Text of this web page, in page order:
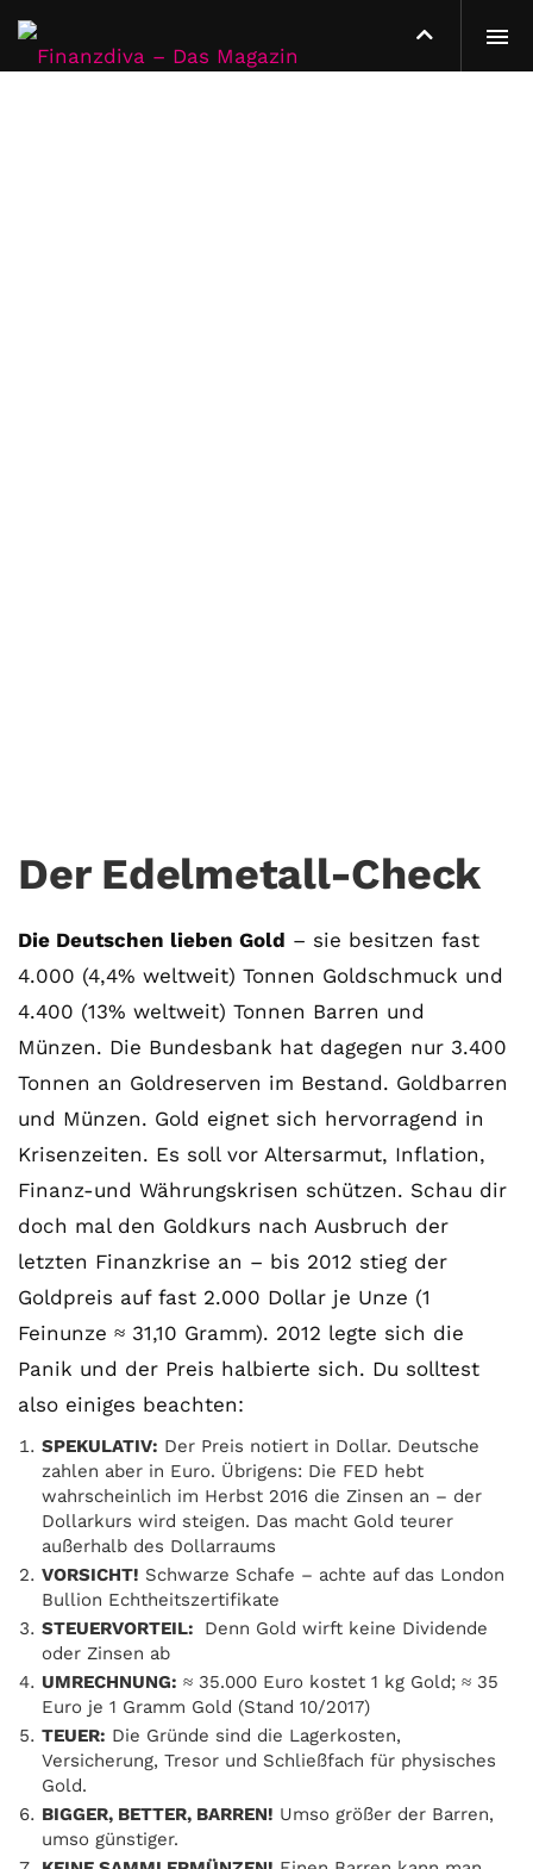
Der Edelmetall-Check
Die Deutschen lieben Gold – sie besitzen fast
4.000 (4,4% weltweit) Tonnen Goldschmuck und
4.400 (13% weltweit) Tonnen Barren und
Münzen. Die Bundesbank hat dagegen nur 3.400
Tonnen an Goldreserven im Bestand. Goldbarren
und Münzen. Gold eignet sich hervorragend in
Krisenzeiten. Es soll vor Altersarmut, Inflation,
Finanz-und Währungskrisen schützen. Schau dir
doch mal den Goldkurs nach Ausbruch der
letzten Finanzkrise an – bis 2012 stieg der
Goldpreis auf fast 2.000 Dollar je Unze (1
Feinunze ≈ 31,10 Gramm). 2012 legte sich die
Panik und der Preis halbierte sich. Du solltest
also einiges beachten:
SPEKULATIV: Der Preis notiert in Dollar. Deutsche
zahlen aber in Euro. Übrigens: Die FED hebt
wahrscheinlich im Herbst 2016 die Zinsen an – der
Dollarkurs wird steigen. Das macht Gold teurer
außerhalb des Dollarraums
VORSICHT! Schwarze Schafe – achte auf das London
Bullion Echtheitszertifikate
STEUERVORTEIL:
Denn Gold wirft keine Dividende
oder Zinsen ab
UMRECHNUNG: ≈ 35.000 Euro kostet 1 kg Gold; ≈ 35
Euro je 1 Gramm Gold (Stand 10/2017)
TEUER: Die Gründe sind die Lagerkosten,
Versicherung, Tresor und Schließfach für physisches
Gold.
BIGGER, BETTER, BARREN! Umso größer der Barren,
umso günstiger.